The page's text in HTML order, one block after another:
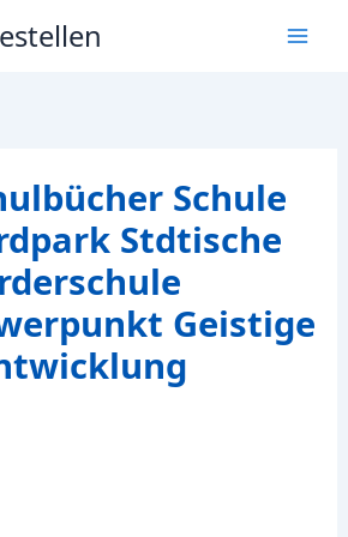
Schule
Stdtische
Geistige